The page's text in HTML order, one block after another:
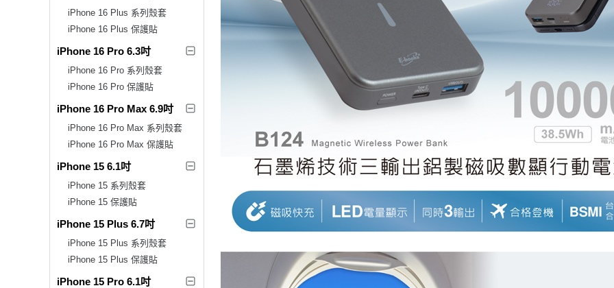
iPhone 16 Plus 系列殼套
iPhone 16 Plus 保護貼
iPhone 16 Pro 6.3吋
iPhone 16 Pro 系列殼套
iPhone 16 Pro 保護貼
iPhone 16 Pro Max 6.9吋
iPhone 16 Pro Max 系列殼套
iPhone 16 Pro Max 保護貼
iPhone 15 6.1吋
iPhone 15 系列殼套
iPhone 15 保護貼
iPhone 15 Plus 6.7吋
iPhone 15 Plus 系列殼套
iPhone 15 Plus 保護貼
iPhone 15 Pro 6.1吋